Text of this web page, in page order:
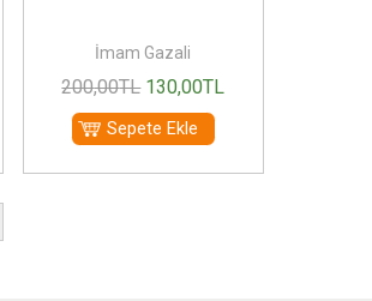
İmam Gazali
200,00TL 130,00TL
Sepete Ekle